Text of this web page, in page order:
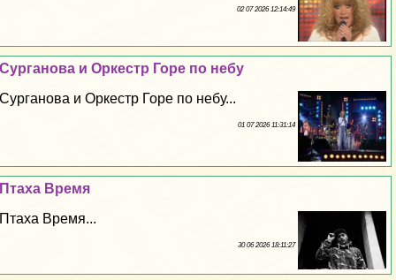
02 07 2026 12:14:49
Сурганова и Оркестр Горе по небу
Сурганова и Оркестр Горе по небу...
01 07 2026 11:31:14
Птаха Время
Птаха Время...
30 06 2026 18:11:27